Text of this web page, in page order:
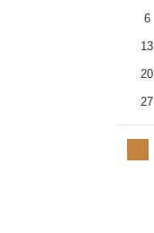
6
13
20
27